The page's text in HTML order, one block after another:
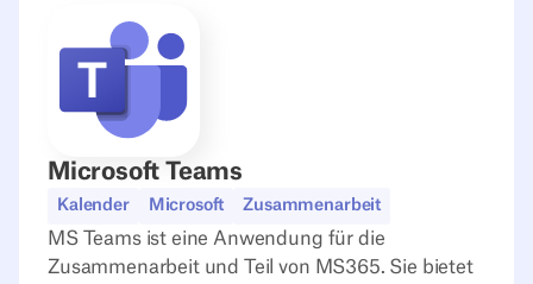
Microsoft Teams
Kalender Microsoft Zusammenarbeit
MS Teams ist eine Anwendung für die
Zusammenarbeit und Teil von MS365. Sie bietet